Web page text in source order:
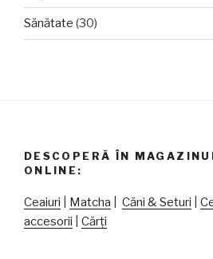
Sănătate (30)
DESCOPERĂ ÎN
ONLINE:
Ceaiuri Matcha Căni & Seturi
accesorii
Cărți